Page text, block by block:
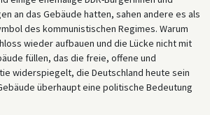
an das Gebäude hatten, sahen andere es als
des kommunistischen Regimes. Warum
wieder aufbauen und die Lücke nicht mit
füllen, das die freie, offene und
widerspiegelt, die Deutschland heute sein
überhaupt eine politische Bedeutung